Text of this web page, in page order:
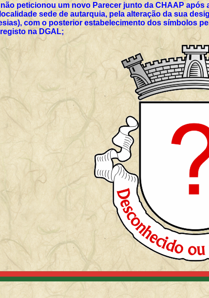
peticionou um novo Parecer junto da CHAAP
sede de autarquia, pela alteração da sua
com o posterior estabelecimento dos símbolos
na DGAL;